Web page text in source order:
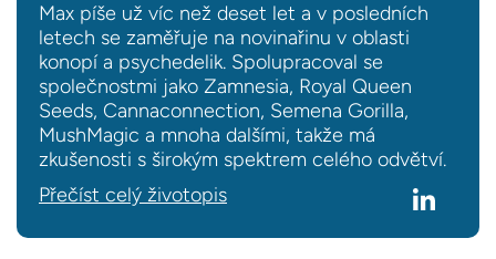
Max píše už víc než deset let a v posledních
letech se zaměřuje na novinařinu v oblasti
konopí a psychedelik. Spolupracoval se
společnostmi jako Zamnesia, Royal Queen
Seeds, Cannaconnection, Semena Gorilla,
MushMagic a mnoha dalšími, takže má
zkušenosti s širokým spektrem celého odvětví.
Přečíst celý životopis